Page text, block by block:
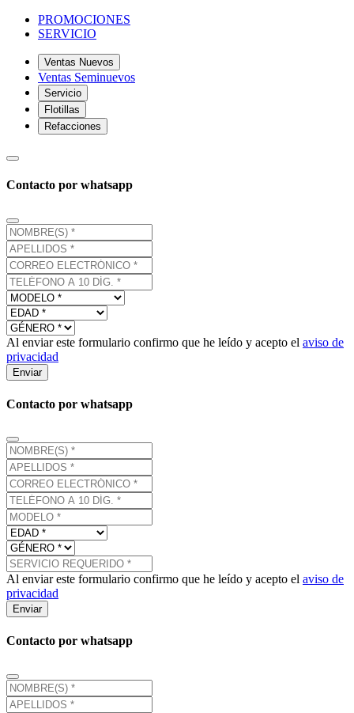
PROMOCIONES
SERVICIO
Ventas Nuevos
Ventas Seminuevos
Servicio
Flotillas
Refacciones
Contacto por whatsapp
Al enviar este formulario confirmo que he leído y acepto el aviso de
privacidad
Enviar
Contacto por whatsapp
Al enviar este formulario confirmo que he leído y acepto el aviso de
privacidad
Enviar
Contacto por whatsapp